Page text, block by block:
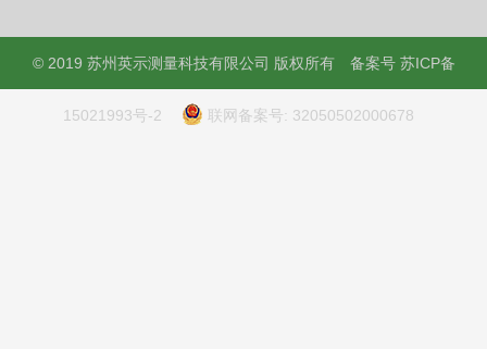
© 2019 苏州英示测量科技有限公司 版权所有 备案号苏ICP备
15021993号-2 联网备案号: 32050502000678